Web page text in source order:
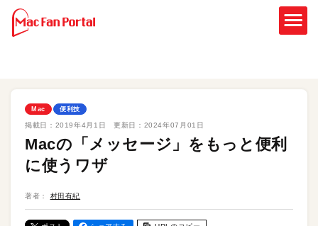
Mac 便利技
掲載日： 2019年4月1日 更新日： 2024年07月01日
Macの「メッセージ」をもっと便利
に使うワザ
著者： 村田有紀